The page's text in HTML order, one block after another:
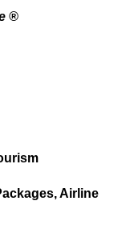
®
Airline